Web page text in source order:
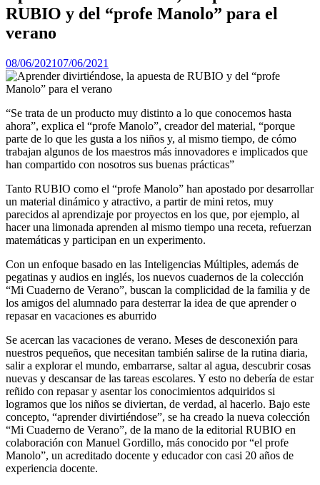
RUBIO y del “profe Manolo” para el
verano
08/06/202107/06/2021
“Se trata de un producto muy distinto a lo que conocemos hasta
ahora”, explica el “profe Manolo”, creador del material, “porque
parte de lo que les gusta a los niños y, al mismo tiempo, de cómo
trabajan algunos de los maestros más innovadores e implicados que
han compartido con nosotros sus buenas prácticas”
Tanto RUBIO como el “profe Manolo” han apostado por desarrollar
un material dinámico y atractivo, a partir de mini retos, muy
parecidos al aprendizaje por proyectos en los que, por ejemplo, al
hacer una limonada aprenden al mismo tiempo una receta, refuerzan
matemáticas y participan en un experimento.
Con un enfoque basado en las Inteligencias Múltiples, además de
pegatinas y audios en inglés, los nuevos cuadernos de la colección
“Mi Cuaderno de Verano”, buscan la complicidad de la familia y de
los amigos del alumnado para desterrar la idea de que aprender o
repasar en vacaciones es aburrido
Se acercan las vacaciones de verano. Meses de desconexión para
nuestros pequeños, que necesitan también salirse de la rutina diaria,
salir a explorar el mundo, embarrarse, saltar al agua, descubrir cosas
nuevas y descansar de las tareas escolares. Y esto no debería de estar
reñido con repasar y asentar los conocimientos adquiridos si
logramos que los niños se diviertan, de verdad, al hacerlo. Bajo este
concepto, “aprender divirtiéndose”, se ha creado la nueva colección
“Mi Cuaderno de Verano”, de la mano de la editorial RUBIO en
colaboración con Manuel Gordillo, más conocido por “el profe
Manolo”, un acreditado docente y educador con casi 20 años de
experiencia docente.